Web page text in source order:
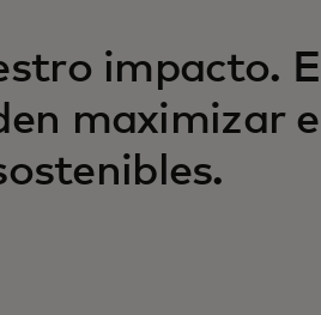
impacto.
maximizar el